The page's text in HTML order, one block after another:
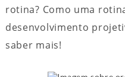
rotina? Como uma
desenvolvimento
saber mais!